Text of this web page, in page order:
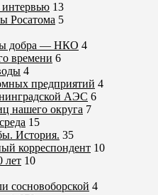
интервью 13
Росатома 5
добра — НКО 4
времени 6
4
предприятий 4
АЭС 6
нашего округа 7
15
История. 35
корреспондент 10
10
сосновоборской 4